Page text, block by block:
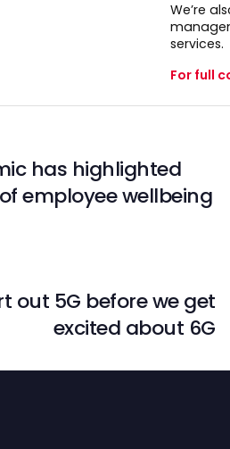
We’re
services.
For full
has highlighted
employee wellbeing
out 5G before we get
excited about 6G